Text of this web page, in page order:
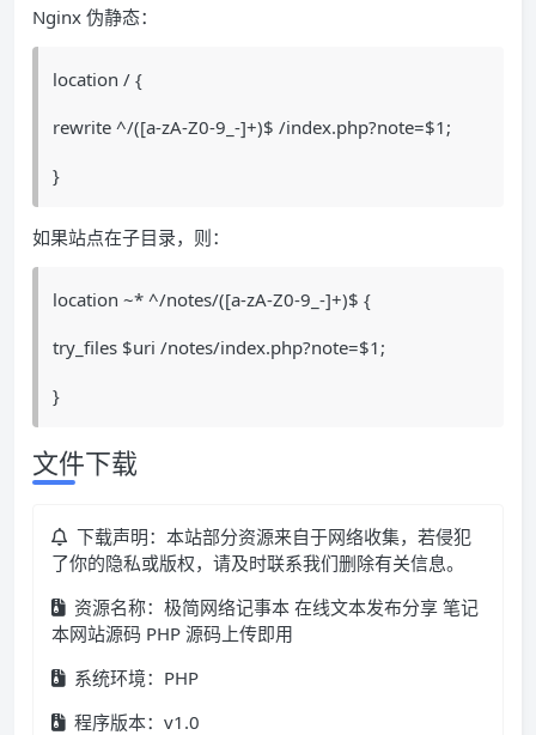
Nginx 伪静态：
location / {
rewrite ^/([a-zA-Z0-9_-]+)$ /index.php?note=$1;
}
如果站点在子目录，则：
location ~* ^/notes/([a-zA-Z0-9_-]+)$ {
try_files $uri /notes/index.php?note=$1;
}
文件下载
下载声明：本站部分资源来自于网络收集，若侵犯
了你的隐私或版权，请及时联系我们删除有关信息。
资源名称：极简网络记事本 在线文本发布分享 笔记
本网站源码 PHP 源码上传即用
系统环境：PHP
程序版本：v1.0